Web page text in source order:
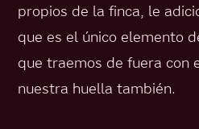
propios de la finca, le
que es el único elemento
que traemos de fuera con
nuestra huella también.